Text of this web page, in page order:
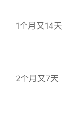
1个月又14天
2个月又7天